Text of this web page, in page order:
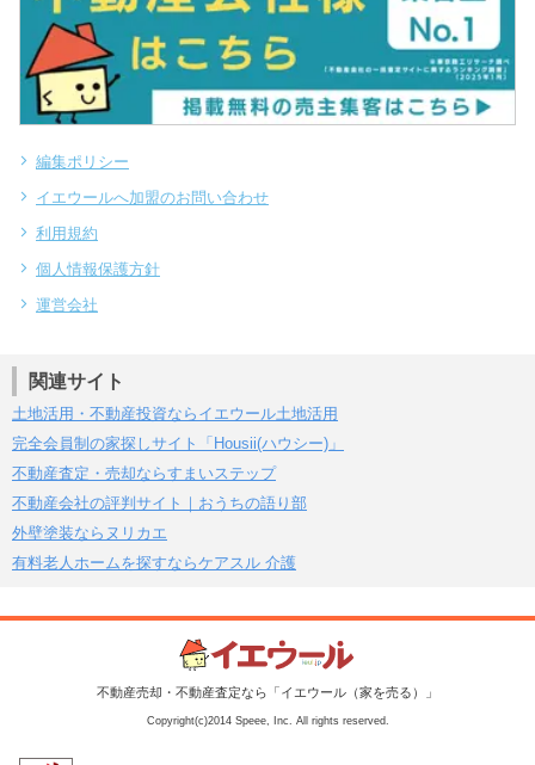
編集ポリシー
イエウールへ加盟のお問い合わせ
利用規約
個人情報保護方針
運営会社
関連サイト
土地活用・不動産投資ならイエウール土地活用
完全会員制の家探しサイト「Housii(ハウシー)」
不動産査定・売却ならすまいステップ
不動産会社の評判サイト｜おうちの語り部
外壁塗装ならヌリカエ
有料老人ホームを探すならケアスル 介護
不動産売却・不動産査定なら「イエウール（家を売る）」
Copyright(c)2014 Speee, Inc. All rights reserved.